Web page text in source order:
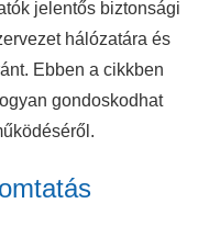
jelentős biztonsági
hálózatára és
Ebben a cikkben
gondoskodhat